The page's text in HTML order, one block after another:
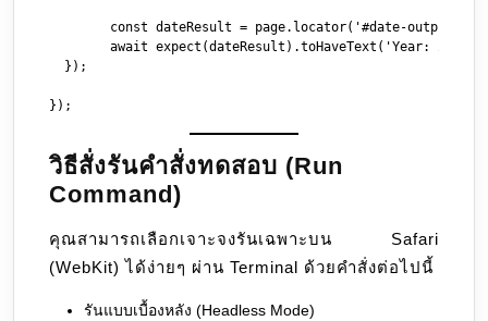
  });
วิธีสั่งรันคำสั่งทดสอบ (Run
Command)
คุณสามารถเลือกเจาะจงรันเฉพาะบน Safari
(WebKit) ได้ง่ายๆ ผ่าน Terminal ด้วยคำสั่งต่อไปนี้
รันแบบเบื้องหลัง (Headless Mode)